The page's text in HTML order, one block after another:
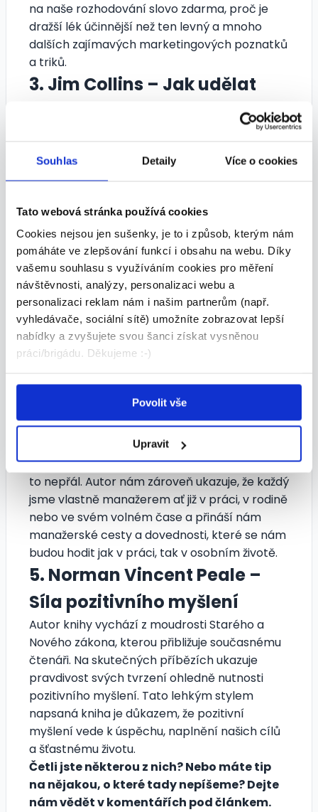
Souhlas Detaily Více o cookies
Tato webová stránka používá cookies
Cookies nejsou jen sušenky, je to i způsob, kterým nám
pomáháte ve zlepšování funkcí i obsahu na webu. Díky
vašemu souhlasu s využíváním cookies pro měření
návštěvnosti, analýzy, personalizaci webu a
personalizaci reklam nám i našim partnerům (např.
vyhledávače, sociální sítě) umožníte zobrazovat lepší
nabídky a zvyšujete svou šanci získat vysněnou
práci/brigádu. Děkujeme :-)
Povolit vše
Upravit
na naše rozhodování slovo zdarma, proč je
dražší lék účinnější než ten levný a mnoho
dalších zajímavých marketingových poznatků
a triků.
3. Jim Collins – Jak udělat
Jim Collins a jeho výzkumný tým se zaměřili na
firmy, kterým se začalo dařit a začali podávat
nadstandartní výkony, které si konstantně
firmy jiné od konkurence? A jaká je určující
vlastnost, která udělá z dobré firmy skvělou?
Jaký typ vůdce je k tomu potřeba? Na tyto
otázky se snaží autor odpovědět a přichází na
mnohá šokující zjištění, která jsou zcela
v rozporu s naší moderní manažerskou
kulturou.
4. Kenneth Blanchard,
Spencer Johnson - Minutový
manažer
Kniha Minutový manažer vás naučí jak být
správným manažerem. Ukáže vám jak se stát
přirozenou autoritou a výkonným manažerem,
který má rád lidi a lidi mají rádi jeho. Kdo by si
to nepřál. Autor nám zároveň ukazuje, že každý
jsme vlastně manažerem ať již v práci, v rodině
nebo ve svém volném čase a přináší nám
manažerské cesty a dovednosti, které se nám
budou hodit jak v práci, tak v osobním životě.
5. Norman Vincent Peale –
Síla pozitivního myšlení
Autor knihy vychází z moudrosti Starého a
Nového zákona, kterou přibližuje současnému
čtenáři. Na skutečných příbězích ukazuje
pravdivost svých tvrzení ohledně nutnosti
pozitivního myšlení. Tato lehkým stylem
napsaná kniha je důkazem, že pozitivní
myšlení vede k úspěchu, naplnění našich cílů
a šťastnému životu.
Četli jste některou z nich? Nebo máte tip
na nějakou, o které tady nepíšeme? Dejte
nám vědět v komentářích pod článkem.